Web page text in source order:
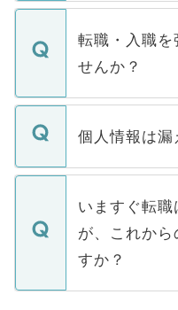
ます。通常、5
いただきます
マイナビ
うち約3割は、
けない「非公
下記の理由に
ません。
■応募殺到を避
関を公にして
に、医療機関
みを人材紹介
ています。
転職・入職を
せんか？
転職・入職を
ん。また、仮
定を承諾する
の辞退の連絡
個人情報は漏
個人情報が漏
で、ご安心く
などで収集し
ご本人のキャ
支援を目的に
ているすべて
いますぐ転
が、これから
すか？